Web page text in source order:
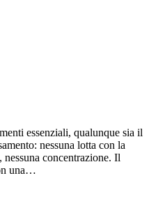
essenziali, qualunque sia il
nessuna lotta con la
concentrazione. Il
una…